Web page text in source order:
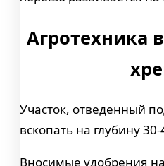
Агротехника
Участок, отведенный
вскопать на глубину
Вносимые удобрения